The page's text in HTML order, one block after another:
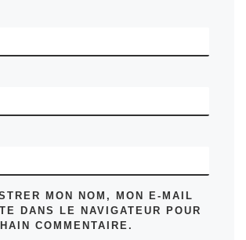
MON NOM, MON E-MAIL
DANS LE NAVIGATEUR POUR
COMMENTAIRE.